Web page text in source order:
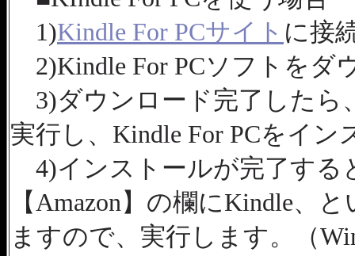
1)Kindle For PCサイト に接
2)Kindle For PCソフトをダ
3)ダウンロード完了したら
実行し、Kindle For PCをイン
4)インストールが完了す
【Amazon】の欄にKindle、
ますので、実行します。（